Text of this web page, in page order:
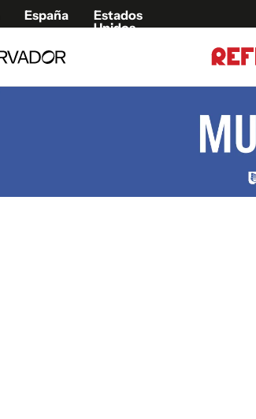
España
Estados
Unidos